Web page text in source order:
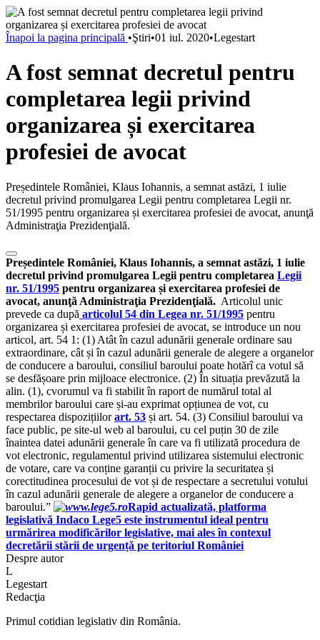
Înapoi la pagina principală •Ştiri•01 iul. 2020•Legestart
A fost semnat decretul pentru
completarea legii privind
organizarea și exercitarea
profesiei de avocat
Președintele României, Klaus Iohannis, a semnat astăzi, 1 iulie
decretul privind promulgarea Legii pentru completarea Legii nr.
51/1995 pentru organizarea și exercitarea profesiei de avocat, anunţă
Administraţia Prezidenţială.
Președintele României, Klaus Iohannis, a semnat astăzi, 1 iulie
decretul privind promulgarea Legii pentru completarea Legii
nr. 51/1995 pentru organizarea și exercitarea profesiei de
avocat, anunţă Administraţia Prezidenţială. Articolul unic
prevede ca după articolul 54 din Legea nr. 51/1995 pentru
organizarea și exercitarea profesiei de avocat, se introduce un nou
articol, art. 54 1: (1) Atât în cazul adunării generale ordinare sau
extraordinare, cât și în cazul adunării generale de alegere a organelor
de conducere a baroului, consiliul baroului poate hotărî ca votul să
se desfășoare prin mijloace electronice. (2) În situația prevăzută la
alin. (1), cvorumul va fi stabilit în raport de numărul total al
membrilor baroului care și-au exprimat opțiunea de vot, cu
respectarea dispozițiilorart. 53 și art. 54. (3) Consiliul baroului va
face public, pe site-ul web al baroului, cu cel puțin 30 de zile
înaintea datei adunării generale în care va fi utilizată procedura de
vot electronic, regulamentul privind utilizarea sistemului electronic
de votare, care va conține garanții cu privire la securitatea și
corectitudinea procesului de vot și de respectare a secretului votului
în cazul adunării generale de alegere a organelor de conducere a
baroului.”
Rapid actualizată, platforma
legislativă Indaco Lege5 este instrumentul ideal pentru
urmărirea modificărilor legislative, mai ales în contexul
decretării stării de urgență pe teritoriul României
Despre autor
L
Legestart
Redacţia
Primul cotidian legislativ din România.